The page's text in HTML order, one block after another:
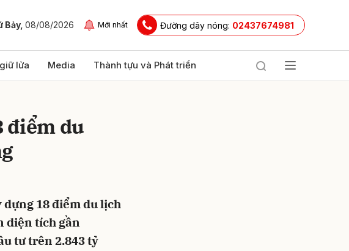
Bảy, 08/08/2026 Mới nhất Đường dây nóng: 02437674981
lửa Media Thành tựu và Phát triển
điểm du
dựng 18 điểm du lịch
diện tích gần
tư trên 2.843 tỷ
Hủy Gửi